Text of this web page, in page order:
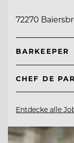
72270
BARKEEPER
CHEF DE
Entdecke alle